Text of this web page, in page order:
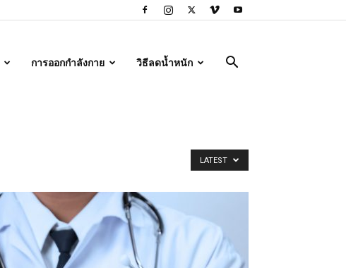
การออกกำลังกาย วิธีลดน้ำหนัก
LATEST